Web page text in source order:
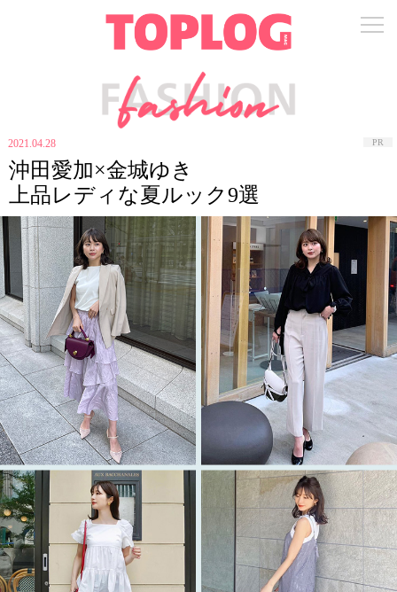
2021.04.28 PR
沖田愛加×金城ゆき
上品レディな夏ルック9選